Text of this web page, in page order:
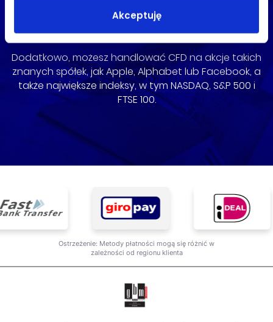
Akceptuję
CFD na Forex, np. EUR/USD, GBP/USD lub na towary,
takie jak złoto, srebro lub ropa naftowa.
Dodatkowo, możesz handlować CFD na akcje takich
znanych spółek, jak Apple, Alphabet lub Facebook, a
także największe indeksy, w tym NASDAQ, S&P 500 i
FTSE 100.
Ostrzeżenie: Metody płatności mogą się różnić w
zależności od regionu klienta